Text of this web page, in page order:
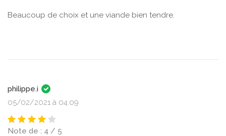
Beaucoup de choix et une viande bien tendre.
philippe.i
05/02/2021 à 04:09
Note de : 4 / 5